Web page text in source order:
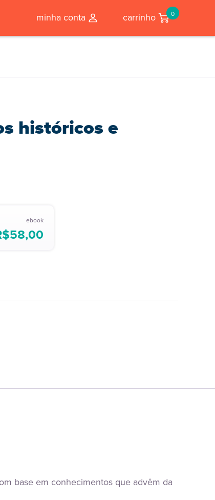
minha conta carrinho 0
históricos e
ebook
58,00